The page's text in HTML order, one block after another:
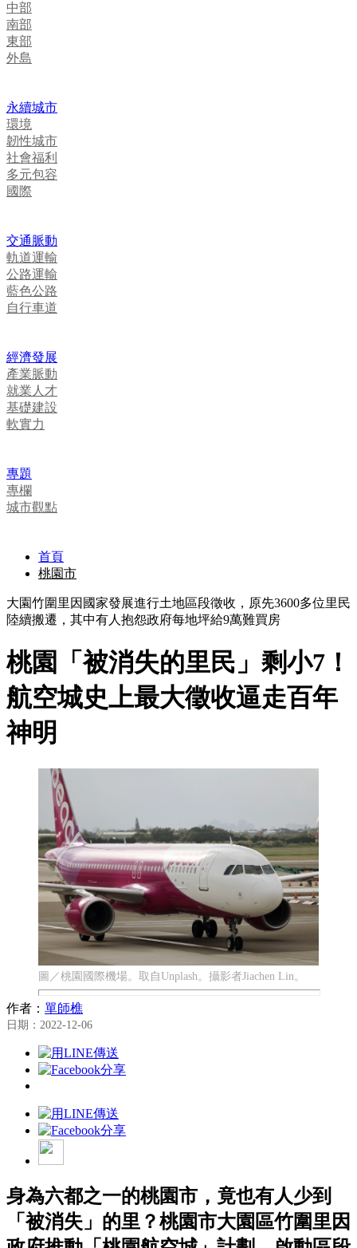
中部
南部
東部
外島
永續城市
環境
韌性城市
社會福利
多元包容
國際
交通脈動
軌道運輸
公路運輸
藍色公路
自行車道
經濟發展
產業脈動
就業人才
基礎建設
軟實力
專題
專欄
城市觀點
首頁
桃園市
大園竹圍里因國家發展進行土地區段徵收，原先3600多位里民
陸續搬遷，其中有人抱怨政府每地坪給9萬難買房
桃園「被消失的里民」剩小7！
航空城史上最大徵收逼走百年
神明
圖／桃園國際機場。取自Unplash。攝影者Jiachen Lin。
作者： 單師樵
日期：2022-12-06
身為六都之一的桃園市，竟也有人少到
「被消失」的里？桃園市大園區竹圍里因